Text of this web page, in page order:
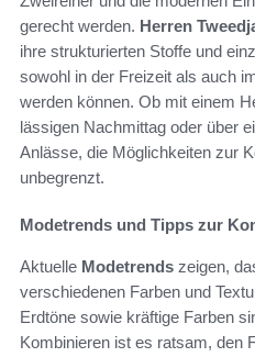
gerecht werden. Herren
ihre strukturierten Stoffe und
sowohl in der Freizeit als auch
werden können. Ob mit einem
lässigen Nachmittag oder über
Anlässe, die Möglichkeiten zur
unbegrenzt.
Modetrends und Tipps zur
Aktuelle Modetrends zeigen,
verschiedenen Farben und
Erdtöne sowie kräftige Farben
Kombinieren ist es ratsam, den